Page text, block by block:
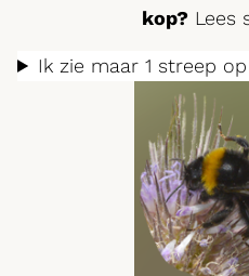
kop?Lees
Ik zie maar 1 streep